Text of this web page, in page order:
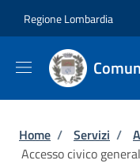
Regione Lombardia
Briciole di
Home / Servizi /
Accesso civico